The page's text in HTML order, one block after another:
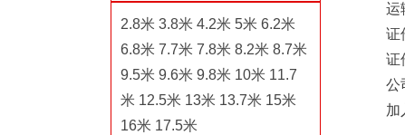
2.8米 3.8米 4.2米 5米 6.2米
6.8米 7.7米 7.8米 8.2米 8.7米
9.5米 9.6米 9.8米 10米 11.7
米 12.5米 13米 13.7米 15米
16米 17.5米
运
证
证
公
加